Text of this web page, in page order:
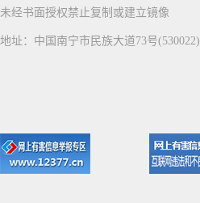
未经书面授权禁止复制或建立镜像
地址：中国南宁市民族大道73号(530022)